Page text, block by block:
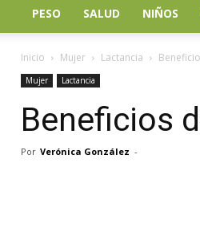
PESO SALUD NIÑOS
Inicio Mujer Lactancia
Mujer Lactancia
Beneficios
Por Verónica González -